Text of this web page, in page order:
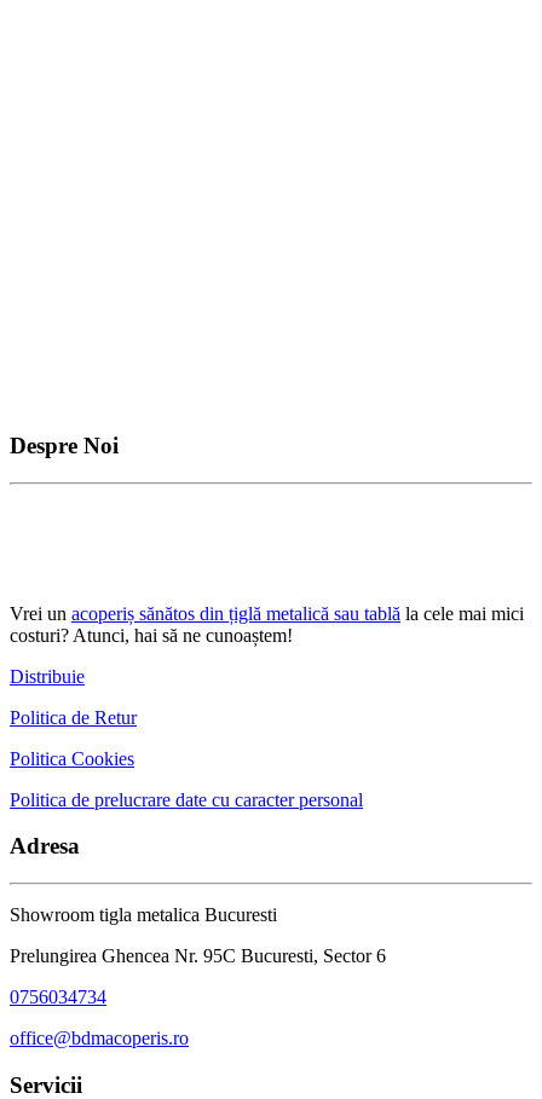
Despre Noi
Vrei un acoperiș sănătos din țiglă metalică sau tablă la cele mai mici
costuri? Atunci, hai să ne cunoaștem!
Distribuie
Politica de Retur
Politica Cookies
Politica de prelucrare date cu caracter personal
Adresa
Showroom tigla metalica Bucuresti
Prelungirea Ghencea Nr. 95C Bucuresti, Sector 6
0756034734
office@bdmacoperis.ro
Servicii